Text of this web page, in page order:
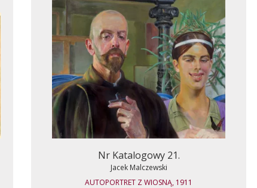
Nr Katalogowy 21.
Jacek Malczewski
AUTOPORTRET Z WIOSNĄ, 1911